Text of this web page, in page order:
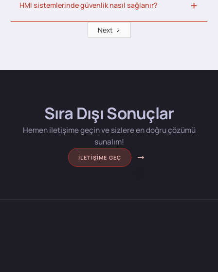
HMI sistemlerinde güvenlik nasıl sağlanır?
Next
Sıra Dışı Sonuçlar
Hemen iletişime geçin ve sizlere en doğru çözümü
sunalım!
İLETIŞIME GEÇ